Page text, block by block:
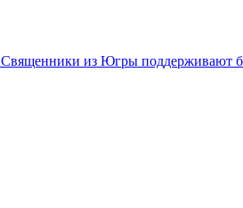
Священники из Югры поддерживают